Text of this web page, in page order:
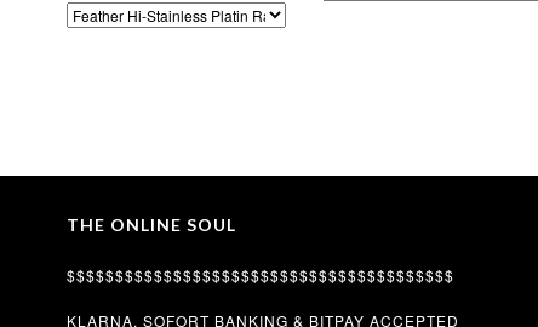
THE ONLINE SOUL
$$$$$$$$$$$$$$$$$$$$$$$$$$$$$$$$$$$$$$$$
KLARNA. SOFORT BANKING & BITPAY ACCEPTED